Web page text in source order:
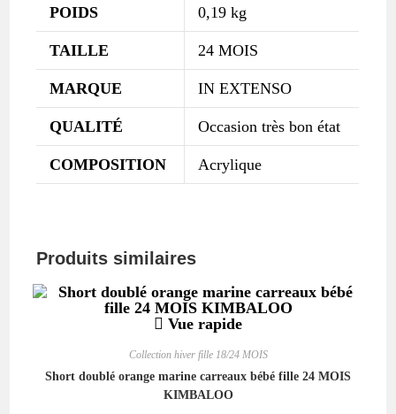
POIDS 0,19 kg
TAILLE 24 MOIS
MARQUE IN EXTENSO
QUALITÉ Occasion très bon état
COMPOSITION Acrylique
Produits similaires
Vue rapide
Collection hiver fille 18/24 MOIS
Short doublé orange marine carreaux bébé fille 24 MOIS
KIMBALOO